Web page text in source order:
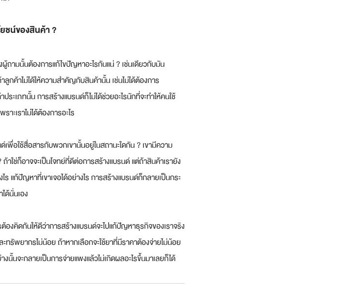
ชน์ของสินค้า ?
ามนั้นต้องการแก้ไขปัญหาอะไรกันแน่ ? เช่นเดียวกับมัน
ลูกค้าไม่ได้ให้ความสำคัญกับสินค้านั้น เช่นไม่ได้ต้องการ
ระเภทนั้น การสร้างแบรนด์ก็ไม่ได้ช่วยอะไรนักที่จะทำให้คนใช้
ะเราไม่ได้ต้องการอะไร
พื่อใช้สื่อสารกับพวกเขานั้นอยู่ในสถานะใดกัน ? เขามีความ
ใช่ก็อาจจะเป็นโจทย์ที่ดีต่อการสร้างแบรนด์ แต่ถ้าสินค้าเรายัง
ร แก้ปัญหาที่เขาเจอได้อย่างไร การสร้างแบรนด์ก็กลายเป็นกระ
ด้นั่นเอง
งคิดกันให้ดีว่าการสร้างแบรนด์จะไปแก้ปัญหาธุรกิจของเราจริง
ทรัพยากรไม่น้อย ถ้าหากเลือกจะใช้ยาที่มีราคาต้องจ่ายไม่น้อย
นั้นจะกลายเป็นการจ่ายแพงแล้วไม่เกิดผลอะไรขึ้นมาเลยก็ได้